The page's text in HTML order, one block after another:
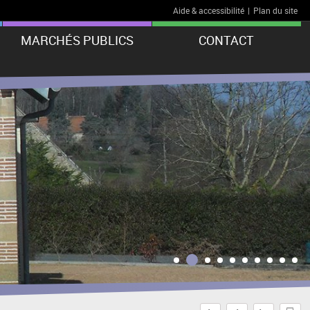
Aide & accessibilité | Plan du site
MARCHÉS PUBLICS CONTACT